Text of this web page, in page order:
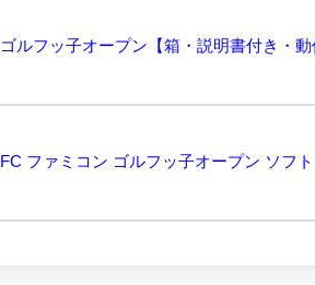
FC ファミコン ゴルフッ子オープン ソフ